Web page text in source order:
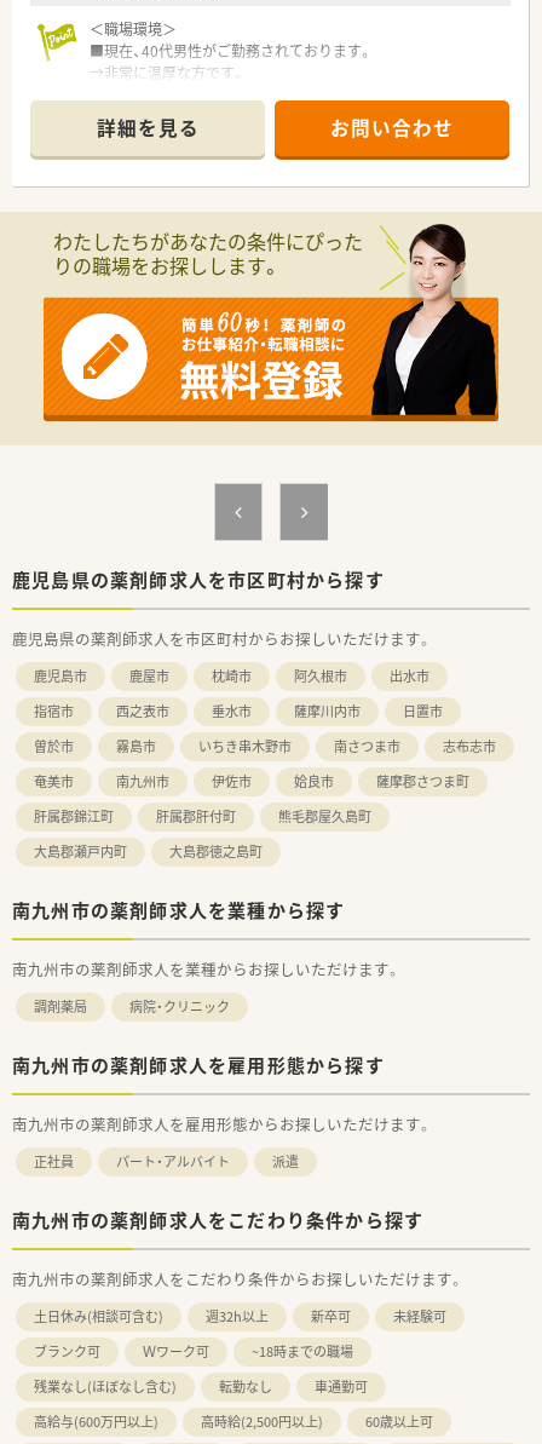
＜職場環境＞
■現在、40代男性がご勤務されております。
→非常に温厚な方です。
■色んな業種の方がご勤務されておりますが、関係性が良くチー
ム医療をする環境が整っております。
■食堂が完備されてますが、職員の方は半額でご利用頂けるま
す。
＜業務内容＞
■調剤業務
■調剤監査
■持参薬処方鑑別
■病棟配置薬管理
＜こんな病院です＞
■136床の一般病院です。
■病院だけでなく、介護施設・リハビリ施設・障害者の療育施設を
■目指す医療は、「きく」医療。患者様・利用者様のお話を聴き、な
ーストの意識を持って運営しております。
■地域のお祭り・講演会・ボランティアの受け入れなど活動にも
■病院の前には足湯が入れるスペースがあり、地域の方が集まれ
るスペースなどもございます。
■病院勤務者の30％以上は鹿児島市内よりご勤務されており、
道も混まない為鹿児島市内にお住いの方も大歓迎です。
【業 種】一般病院
【アクセス】車通勤
【契約期間】即日～3カ月
【想定時給】3,000～3,500円
【勤務時間】
月～土
09:00～18:00(休憩60分)
※時間帯・曜日は相談可能です。
【応需科目】内科,呼吸器科,循環器科,脳外科,整形外科糖尿病外来・
リウマチ科・リハビリテーション科
【応需枚数】
【人員体制】
********************************
＼手厚いサポートが魅力のファルマスタッフ／
■万全のサポート体制：2名体制で担当がつきしっかりサポート！
償責任保険
ご希望条件に合わせて求人をお探しします！
まずはお気軽にお問い合わせください。
詳細を見る お問い合わせ
わたしたちがあなたの条件にぴった
りの職場をお探しします。
鹿児島県の薬剤師求人を市区町村から探す
鹿児島県の薬剤師求人を市区町村からお探しいただけます。
鹿児島市 鹿屋市 枕崎市 阿久根市
出水市
指宿市
西之表市 垂水市 薩摩川内市
日置市
曽於市
霧島市 いちき串木野市 南さつま市
志布志市
奄美市
南九州市 伊佐市 姶良市
薩摩郡さつま町
肝属郡錦江町
肝属郡肝付町
熊毛郡屋久島町
大島郡瀬戸内町
大島郡徳之島町
南九州市の薬剤師求人を業種から探す
南九州市の薬剤師求人を業種からお探しいただけます。
調剤薬局 病院・クリニック
南九州市の薬剤師求人を雇用形態から探す
南九州市の薬剤師求人を雇用形態からお探しいただけます。
正社員 パート・アルバイト 派遣
南九州市の薬剤師求人をこだわり条件から探す
南九州市の薬剤師求人をこだわり条件からお探しいただけます。
土日休み(相談可含む) 週32h以上 新卒可
未経験可
ブランク可
Ｗワーク可
~18時までの職場
残業なし(ほぼなし含む)
転勤なし
車通勤可
高給与(600万円以上)
高時給(2,500円以上)
60歳以上可